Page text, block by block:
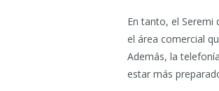
En tanto, el
el área comercial
Además, la
estar más